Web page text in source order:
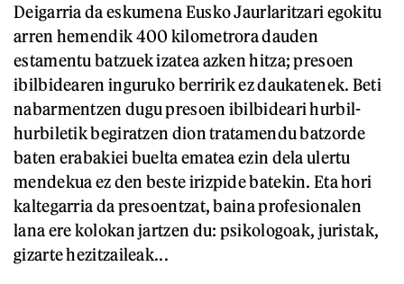
Deigarria da eskumena Eusko Jaurlaritzari egokitu
arren hemendik 400 kilometrora dauden
estamentu batzuek izatea azken hitza; presoen
ibilbidearen inguruko berririk ez daukatenek. Beti
nabarmentzen dugu presoen ibilbideari hurbil-
hurbiletik begiratzen dion tratamendu batzorde
baten erabakiei buelta ematea ezin dela ulertu
mendekua ez den beste irizpide batekin. Eta hori
kaltegarria da presoentzat, baina profesionalen
lana ere kolokan jartzen du: psikologoak, juristak,
gizarte hezitzaileak...